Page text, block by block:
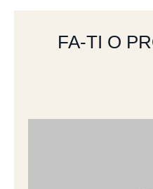
FA-TI O